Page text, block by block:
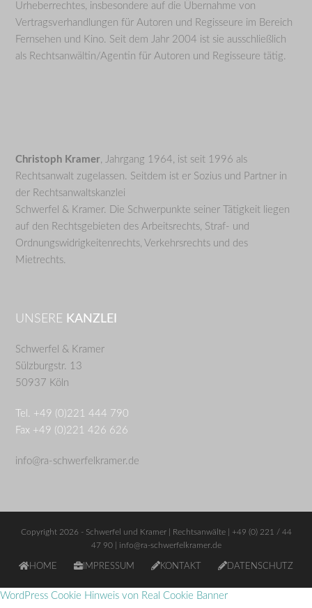
Urheberrechtes, insbesondere auf die Übernahme von
Vertragsverhandlungen für Autoren und Regisseure im Bereich
Fernsehen und Kino. Seit dem Jahr 2004 ist sie ausschließlich
als Rechtsanwältin/Agentin für Autoren und Regisseure tätig.
Christoph Kramer, Jahrgang 1964, ist seit 1996 als
Rechtsanwalt zugelassen. Seitdem ist er Sozius und Partner in
der Rechtsanwaltskanzlei
Schwerfel & Kramer. Die Schwerpunkte seiner Tätigkeit liegen
auf den Rechtsgebieten des Arbeitsrechts, Straf- und
Ordnungswidrigkeitenrechts, Verkehrsrechts und des
Mietrechts.
UNSERE KANZLEI
Schwerfel & Kramer
Sülzburgstr. 13
50937 Köln
Tel. +49 (0)221 444 790
Fax +49 (0)221 426 626
info@ra-schwerfelkramer.de
Copyright 2026 - Schwerfel und Kramer | Rechtsanwälte | +49 (0) 221 / 44
47 90 |
info@ra-schwerfelkramer.de
HOME IMPRESSUM KONTAKT DATENSCHUTZ
WordPress Cookie Hinweis von Real Cookie Banner